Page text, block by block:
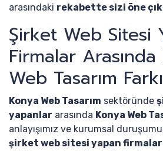
arasındaki rekabette sizi öne
Şirket Web Sitesi
Firmalar Arasında
Web Tasarım Farkı
Konya Web Tasarım sektöründe
yapanlar arasında Konya Web
anlayışımız ve kurumsal
şirket web sitesi yapan firmalar